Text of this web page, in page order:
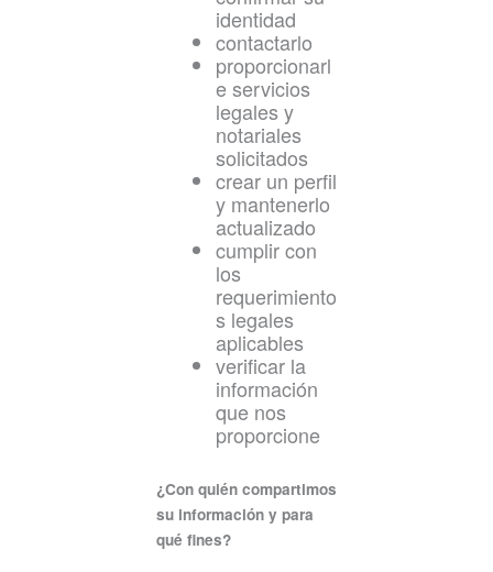
identidad
contactarlo
proporcionarl
e servicios
legales y
notariales
solicitados
crear un perfil
y mantenerlo
actualizado
cumplir con
los
requerimiento
s legales
aplicables
verificar la
información
que nos
proporcione
¿Con quién compartimos
su información y para
qué fines?